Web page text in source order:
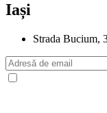
Iași
Strada Bucium,